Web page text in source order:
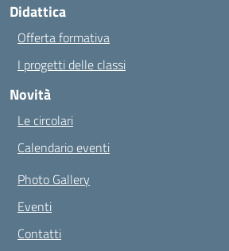
Didattica
Offerta formativa
I progetti delle classi
Novità
Le circolari
Calendario eventi
Photo Gallery
Eventi
Contatti